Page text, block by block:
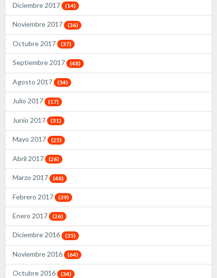
Diciembre 2017 (14)
Noviembre 2017 (36)
Octubre 2017 (37)
Septiembre 2017 (48)
Agosto 2017 (34)
Julio 2017 (17)
Junio 2017 (31)
Mayo 2017 (25)
Abril 2017 (26)
Marzo 2017 (48)
Febrero 2017 (39)
Enero 2017 (26)
Diciembre 2016 (35)
Noviembre 2016 (64)
Octubre 2016 (34)